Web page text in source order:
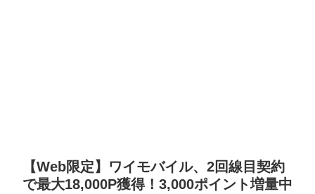
【Web限定】ワイモバイル、2回線目契約
で最大18,000P獲得！3,000ポイント増量中